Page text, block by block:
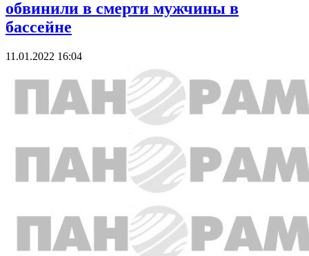
обвинили в смерти мужчины в
бассейне
11.01.2022 16:04